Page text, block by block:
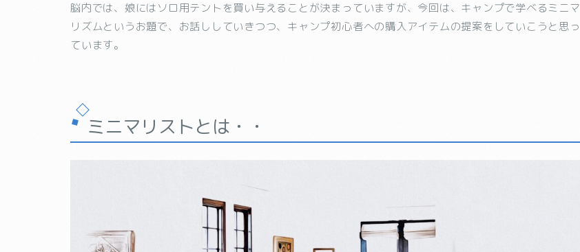
脳内では、娘にはソロ用テントを買い与えることが決まっていますが、今回は、キャンプで学べるミニマ
リズムというお題で、お話ししていきつつ、キャンプ初心者への購入アイテムの提案をしていこうと思っ
ています。
ミニマリストとは ・・